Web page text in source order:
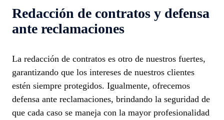
Redacción de contratos y defensa
ante reclamaciones
La redacción de contratos es otro de nuestros fuertes,
garantizando que los intereses de nuestros clientes
estén siempre protegidos. Igualmente, ofrecemos
defensa ante reclamaciones, brindando la seguridad de
que cada caso se maneja con la mayor profesionalidad